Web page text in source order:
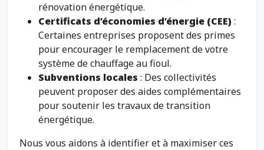
rénovation énergétique.
Certificats d’économies d’énergie (CEE) :
Certaines entreprises proposent des primes
pour encourager le remplacement de votre
système de chauffage au fioul.
Subventions locales : Des collectivités
peuvent proposer des aides complémentaires
pour soutenir les travaux de transition
énergétique.
Nous vous aidons à identifier et à maximiser ces